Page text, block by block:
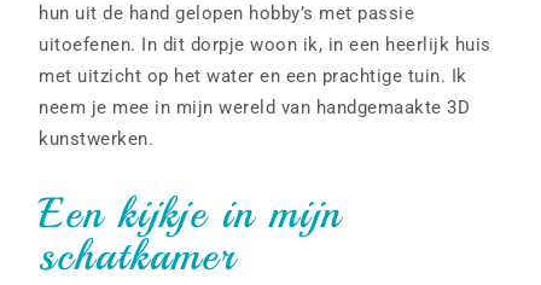
hun uit de hand gelopen hobby’s met passie
uitoefenen. In dit dorpje woon ik, in een heerlijk huis
met uitzicht op het water en een prachtige tuin. Ik
neem je mee in mijn wereld van handgemaakte 3D
kunstwerken.
Een kijkje in mijn
schatkamer